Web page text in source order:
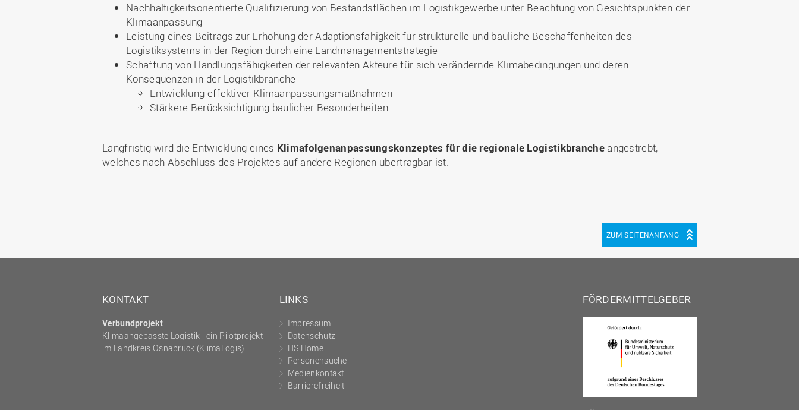
Nachhaltigkeitsorientierte Qualifizierung von Bestandsflächen im Logistikgewerbe unter Beachtung von Gesichtspunkten der
Klimaanpassung
Leistung eines Beitrags zur Erhöhung der Adaptionsfähigkeit für strukturelle und bauliche Beschaffenheiten des
Logistiksystems in der Region durch eine Landmanagementstrategie
Schaffung von Handlungsfähigkeiten der relevanten Akteure für sich verändernde Klimabedingungen und deren
Konsequenzen in der Logistikbranche
Entwicklung effektiver Klimaanpassungsmaßnahmen
Stärkere Berücksichtigung baulicher Besonderheiten
Langfristig wird die Entwicklung eines Klimafolgenanpassungskonzeptes für die regionale Logistikbranche angestrebt,
welches nach Abschluss des Projektes auf andere Regionen übertragbar ist.
ZUM SEITENANFANG
KONTAKT
Verbundprojekt
Klimaangepasste Logistik - ein Pilotprojekt
im Landkreis Osnabrück (KlimaLogis)
LINKS
Impressum
Datenschutz
HS Home
Personensuche
Medienkontakt
Barrierefreiheit
FÖRDERMITTELGEBER